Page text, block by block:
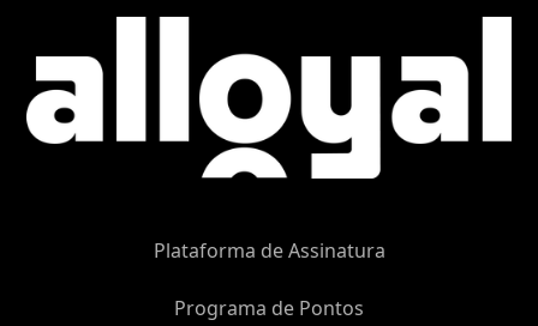
Plataforma de Assinatura
Programa de Pontos